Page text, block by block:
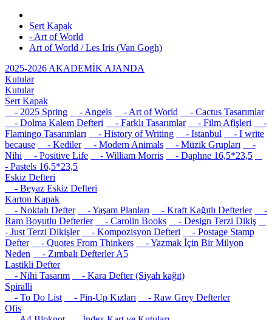
Sert Kapak
- Art of World
Art of World / Les Iris (Van Gogh)
2025-2026 AKADEMİK AJANDA
Kutular
Kutular
Sert Kapak
- 2025 Spring
- Angels - Art of World
- Cactus Tasarımlar
- Dolma Kalem Defteri
- Farklı Tasarımlar - Film Afişleri
-
Flamingo Tasarımları
- History of Writing - Istanbul
- I write
because
- Kediler - Modern Animals - Müzik Grupları
-
Nihi
- Positive Life - William Morris
- Daphne 16,5*23,5
- Pastels 16,5*23,5
Eskiz Defteri
- Beyaz Eskiz Defteri
Karton Kapak
- Noktalı Defter
- Yaşam Planları - Kraft Kağıtlı Defterler
-
Ram Boyutlu Defterler
- Carolin Books
- Design Terzi Dikiş
- Just Terzi Dikişler
- Kompozisyon Defteri
- Postage Stamp
Defter
- Quotes From Thinkers
- Yazmak İçin Bir Milyon
Neden
- Zımbalı Defterler A5
Lastikli Defter
- Nihi Tasarım
- Kara Defter (Siyah kağıt)
Spiralli
- To Do List
- Pin-Up Kızları
- Raw Grey Defterler
Ofis